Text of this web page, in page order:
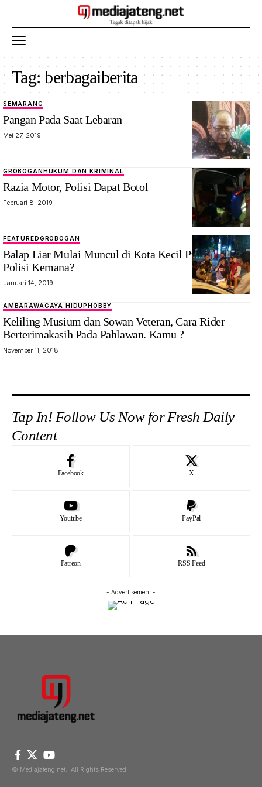
Tag:berbagaiberita
SEMARANG
Pangan Pada Saat Lebaran
Mei 27, 2019
GROBOGANHUKUM DAN KRIMINAL
Razia Motor, Polisi Dapat Botol
Februari 8, 2019
FEATUREDGROBOGAN
Balap Liar Mulai Muncul di Kota Kecil Purwodadi.
Polisi Kemana?
Januari 14, 2019
AMBARAWAGAYA HIDUPHOBBY
Keliling Musium dan Sowan Veteran, Cara Rider
Berterimakasih Pada Pahlawan. Kamu ?
November 11, 2018
Tap In! Follow Us Now for Fresh Daily
Content
Facebook X
Youtube PayPal
Patreon RSS Feed
- Advertisement -
© Mediajateng.net. All Rights Reserved.